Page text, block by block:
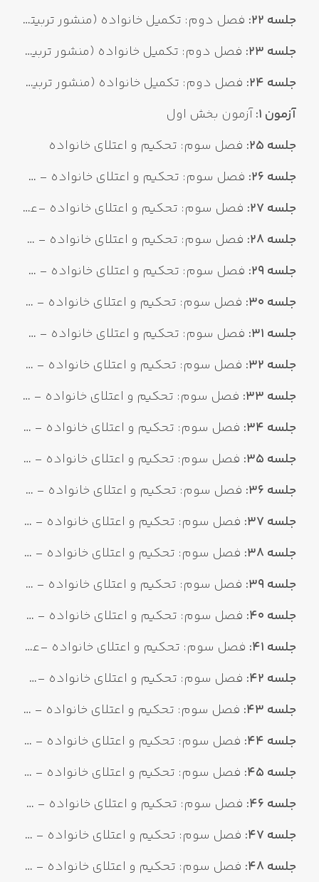
جلسه 22:
فصل دوم: تکمیل خانواده (منشور تربیتی لقمان ۱۳)
جلسه 23:
فصل دوم: تکمیل خانواده (منشور تربیتی لقمان ۱۴)
جلسه 24:
فصل دوم: تکمیل خانواده (منشور تربیتی لقمان ۱۵)
آزمون 1:
آزمون بخش اول
جلسه 25:
فصل سوم: تحکیم و اعتلای خانواده
جلسه 26:
فصل سوم: تحکیم و اعتلای خانواده - عامل دوم: مسئولیت پذیری
جلسه 27:
فصل سوم: تحکیم و اعتلای خانواده -عامل دوم: مسئولیت پذیری (مردان ۱)
جلسه 28:
فصل سوم: تحکیم و اعتلای خانواده - عامل دوم: مسئولیت پذیری (مردان ۲)
جلسه 29:
فصل سوم: تحکیم و اعتلای خانواده - عامل دوم: مسئولیت پذیری (مردان ۳)
جلسه 30:
فصل سوم: تحکیم و اعتلای خانواده - عامل دوم: مسئولیت پذیری (مردان 4)
جلسه 31:
فصل سوم: تحکیم و اعتلای خانواده - عامل دوم: مسئولیت پذیری (بانوان ۱)
جلسه 32:
فصل سوم: تحکیم و اعتلای خانواده - عامل دوم: مسئولیت پذیری (بانوان ۲ )
جلسه 33:
فصل سوم: تحکیم و اعتلای خانواده - عامل دوم: مسئولیت پذیری (بانوان ۳)
جلسه 34:
فصل سوم: تحکیم و اعتلای خانواده - عامل دوم: مسئولیت‌پذیری (فرزندان)
جلسه 35:
فصل سوم: تحکیم و اعتلای خانواده - عامل سوم: حسن معاشرت ۱
جلسه 36:
فصل سوم: تحکیم و اعتلای خانواده - عامل سوم: حسن معاشرت ۲
جلسه 37:
فصل سوم: تحکیم و اعتلای خانواده - عامل سوم: حسن معاشرت ۳
جلسه 38:
فصل سوم: تحکیم و اعتلای خانواده - عامل سوم: حسن معاشرت ۴
جلسه 39:
فصل سوم: تحکیم و اعتلای خانواده - عامل سوم: حسن معاشرت ۵
جلسه 40:
فصل سوم: تحکیم و اعتلای خانواده - عامل سوم: حسن معاشرت 6
جلسه 41:
فصل سوم: تحکیم و اعتلای خانواده -عامل چهارم: تفاهم 1
جلسه 42:
فصل سوم: تحکیم و اعتلای خانواده -عامل چهارم: تفاهم 2
جلسه 43:
فصل سوم: تحکیم و اعتلای خانواده - عامل چهارم: تفاهم 3
جلسه 44:
فصل سوم: تحکیم و اعتلای خانواده - عامل چهارم: تفاهم 4 - عامل پنجم: صبر و سازش
جلسه 45:
فصل سوم: تحکیم و اعتلای خانواده - عامل ششم: غیرت و وفاداری
جلسه 46:
فصل سوم: تحکیم و اعتلای خانواده - عامل هفتم: حیا ۱
جلسه 47:
فصل سوم: تحکیم و اعتلای خانواده - عامل هفتم: حیا ۲
جلسه 48:
فصل سوم: تحکیم و اعتلای خانواده - عامل هفتم: حیا ۳